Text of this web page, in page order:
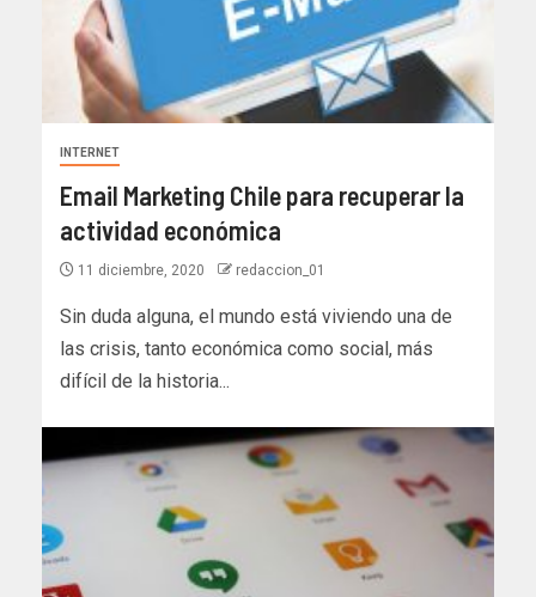
INTERNET
Email Marketing Chile para recuperar la
actividad económica
11 diciembre, 2020 redaccion_01
Sin duda alguna, el mundo está viviendo una de
las crisis, tanto económica como social, más
difícil de la historia...